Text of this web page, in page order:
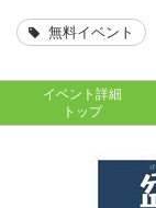
無料イベント
イベント詳細
トップ